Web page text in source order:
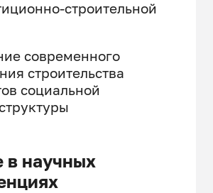
строительной
современного
строительства
социальной
в научных